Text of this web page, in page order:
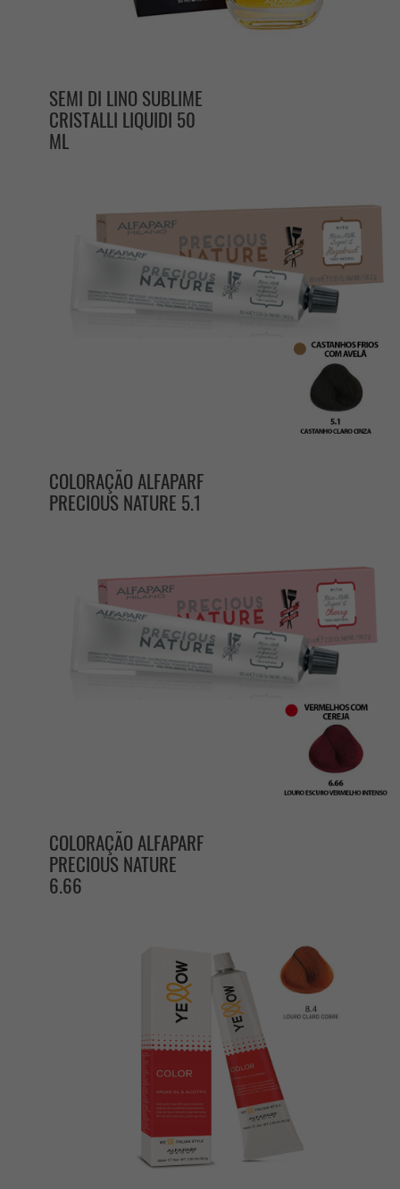
SEMI DI LINO SUBLIME
CRISTALLI LIQUIDI 50
ML
COLORAÇÃO ALFAPARF
PRECIOUS NATURE 5.1
COLORAÇÃO ALFAPARF
PRECIOUS NATURE
6.66